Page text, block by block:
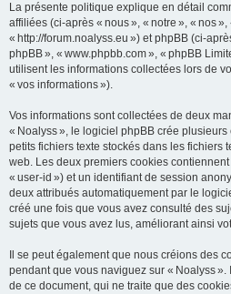
La présente politique explique en détail
affiliées (ci-après « nous », « notre », « nos »,
« http://forum.noalyss.eu ») et phpBB (ci-
phpBB », « www.phpbb.com », « phpBB
utilisent les informations collectées lors de
« vos informations »).
Vos informations sont collectées de deux
« Noalyss », le logiciel phpBB crée
petits fichiers texte stockés dans les fichiers
web. Les deux premiers cookies
« user-id ») et un identifiant de session
deux attribués automatiquement par le
créé une fois que vous avez consulté des
sujets que vous avez lus, améliorant ainsi
Il se peut également que nous créions des
pendant que vous naviguez sur « Noalyss ».
de ce document, qui ne traite que des